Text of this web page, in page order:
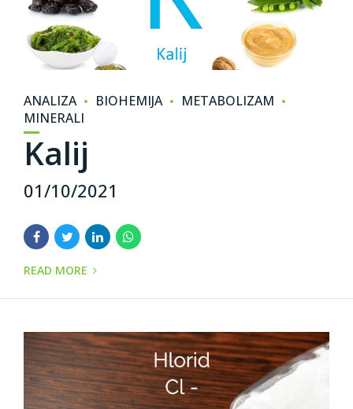
ANALIZA BIOHEMIJA
METABOLIZAM
MINERALI
Kalij
01/10/2021
READ MORE